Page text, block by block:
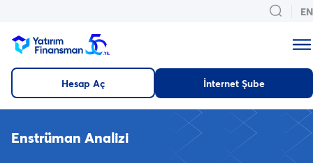
EN
Hesap Aç İnternet Şube
Enstrüman Analizi